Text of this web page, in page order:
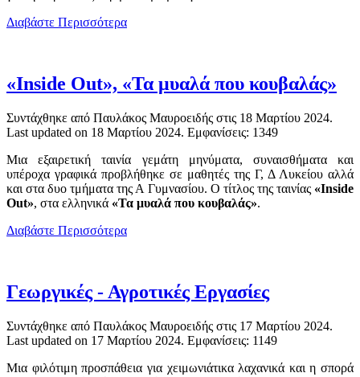
Διαβάστε Περισσότερα
«Inside Out», «Τα μυαλά που κουβαλάς»
Συντάχθηκε από Παυλάκος Μαυροειδής στις 18 Μαρτίου 2024.
Last updated on 18 Μαρτίου 2024. Εμφανίσεις: 1349
Μια εξαιρετική ταινία γεμάτη μηνύματα, συναισθήματα και
υπέροχα γραφικά προβλήθηκε σε μαθητές της Γ, Δ Λυκείου αλλά
και στα δυο τμήματα της Α Γυμνασίου. Ο τίτλος της ταινίας «Inside
Out», στα ελληνικά «Τα μυαλά που κουβαλάς».
Διαβάστε Περισσότερα
Γεωργικές - Αγροτικές Εργασίες
Συντάχθηκε από Παυλάκος Μαυροειδής στις 17 Μαρτίου 2024.
Last updated on 17 Μαρτίου 2024. Εμφανίσεις: 1149
Μια φιλότιμη προσπάθεια για χειμωνιάτικα λαχανικά και η σπορά